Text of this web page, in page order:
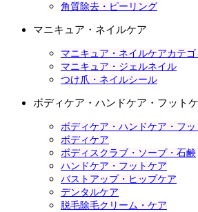
角質除去・ピーリング
マニキュア・ネイルケア
マニキュア・ネイルケアカテゴ
マニキュア・ジェルネイル
つけ爪・ネイルシール
ボディケア・ハンドケア・フット
ボディケア・ハンドケア・フ
ボディケア
ボディスクラブ・ソープ・石鹸
ハンドケア・フットケア
バストアップ・ヒップケア
デンタルケア
脱毛除毛クリーム・ケア